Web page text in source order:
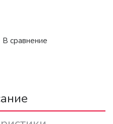
В сравнение